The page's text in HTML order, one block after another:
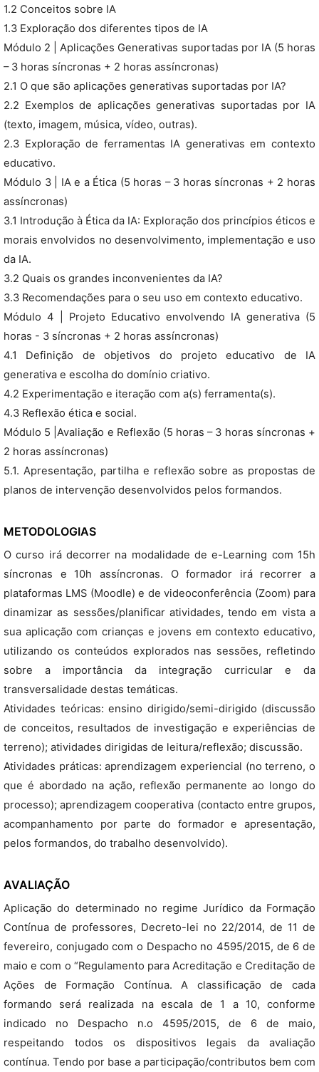
1.2 Conceitos sobre IA
1.3 Exploração dos diferentes tipos de IA
Módulo 2 | Aplicações Generativas suportadas por IA (5 horas
– 3 horas síncronas + 2 horas assíncronas)
2.1 O que são aplicações generativas suportadas por IA?
2.2 Exemplos de aplicações generativas suportadas por IA
(texto, imagem, música, vídeo, outras).
2.3 Exploração de ferramentas IA generativas em contexto
educativo.
Módulo 3 | IA e a Ética (5 horas – 3 horas síncronas + 2 horas
assíncronas)
3.1 Introdução à Ética da IA: Exploração dos princípios éticos e
morais envolvidos no desenvolvimento, implementação e uso
da IA.
3.2 Quais os grandes inconvenientes da IA?
3.3 Recomendações para o seu uso em contexto educativo.
Módulo 4 | Projeto Educativo envolvendo IA generativa (5
horas - 3 síncronas + 2 horas assíncronas)
4.1 Definição de objetivos do projeto educativo de IA
generativa e escolha do domínio criativo.
4.2 Experimentação e iteração com a(s) ferramenta(s).
4.3 Reflexão ética e social.
Módulo 5 |Avaliação e Reflexão (5 horas – 3 horas síncronas +
2 horas assíncronas)
5.1. Apresentação, partilha e reflexão sobre as propostas de
planos de intervenção desenvolvidos pelos formandos.
METODOLOGIAS
O curso irá decorrer na modalidade de e-Learning com 15h
síncronas e 10h assíncronas. O formador irá recorrer a
plataformas LMS (Moodle) e de videoconferência (Zoom) para
dinamizar as sessões/planificar atividades, tendo em vista a
sua aplicação com crianças e jovens em contexto educativo,
utilizando os conteúdos explorados nas sessões, refletindo
sobre a importância da integração curricular e da
transversalidade destas temáticas.
Atividades teóricas: ensino dirigido/semi-dirigido (discussão
de conceitos, resultados de investigação e experiências de
terreno); atividades dirigidas de leitura/reflexão; discussão.
Atividades práticas: aprendizagem experiencial (no terreno, o
que é abordado na ação, reflexão permanente ao longo do
processo); aprendizagem cooperativa (contacto entre grupos,
acompanhamento por parte do formador e apresentação,
pelos formandos, do trabalho desenvolvido).
AVALIAÇÃO
Aplicação do determinado no regime Jurídico da Formação
Contínua de professores, Decreto-lei no 22/2014, de 11 de
fevereiro, conjugado com o Despacho no 4595/2015, de 6 de
maio e com o “Regulamento para Acreditação e Creditação de
Ações de Formação Contínua. A classificação de cada
formando será realizada na escala de 1 a 10, conforme
indicado no Despacho n.o 4595/2015, de 6 de maio,
respeitando todos os dispositivos legais da avaliação
contínua. Tendo por base a participação/contributos bem com